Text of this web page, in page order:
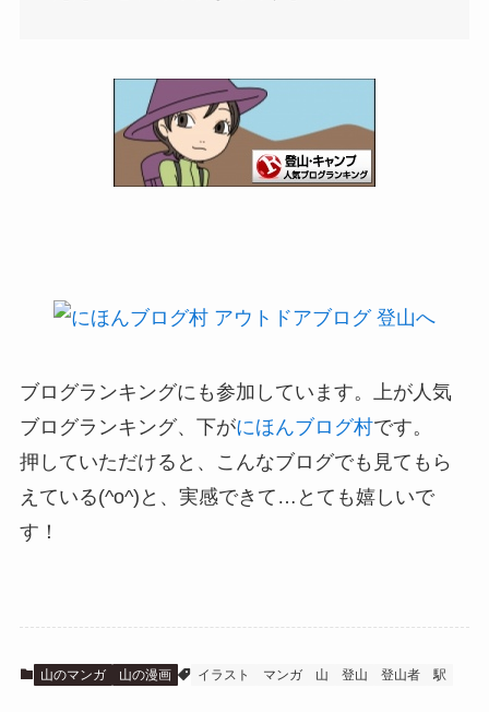
ブログランキングにも参加しています。上が人気
ブログランキング、下がにほんブログ村です。
押していただけると、こんなブログでも見てもら
えている(^o^)と、実感できて…とても嬉しいで
す！
山のマンガ 山の漫画 イラスト マンガ 山 登山 登山者 駅